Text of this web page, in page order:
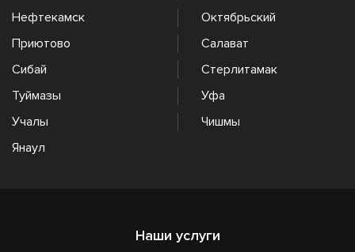
Нефтекамск
Октябрьский
Приютово
Салават
Сибай
Стерлитамак
Туймазы
Уфа
Учалы
Чишмы
Янаул
Наши услуги